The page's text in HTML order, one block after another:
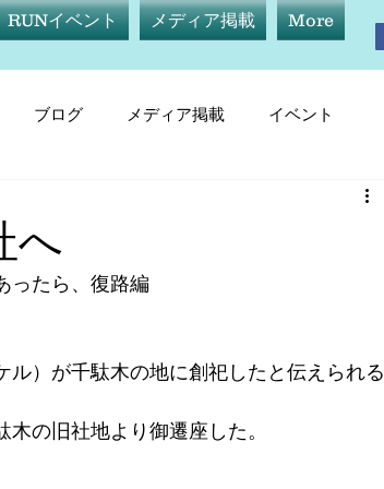
RUNイベント メディア掲載 More
ブログ メディア掲載 イベント
へ
ったら、復路編
）が千駄木の地に創祀したと伝えられる
の旧社地より御遷座した。